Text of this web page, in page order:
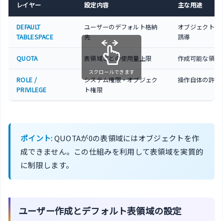
レイヤー 設定内容 主な用途
DEFAULT
TABLESPACE
ユーザーのデフォルト格納
先
オブジェクト作
誘導
QUOTA 表領域ごとの使用量上限 作成可能な領域
ROLE /
PRIVILEGE
システム権限・オブジェク
ト権限
操作自体の許可
スクロールできます
ポイント:QUOTAが0の表領域にはオブジェクトを作
成できません。この仕組みを利用して表領域を実質的
に制限します。
ユーザー作成とデフォルト表領域の設定